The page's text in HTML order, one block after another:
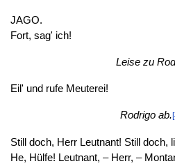
JAGO.
Fort, sag' ich!
Leise zu
Eil' und rufe Meuterei!
Rodrigo ab.
Still doch, Herr Leutnant! Still doch,
He, Hülfe! Leutnant, – Herr, –